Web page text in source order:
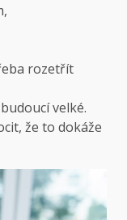
rozetřít
velké.
že to dokáže